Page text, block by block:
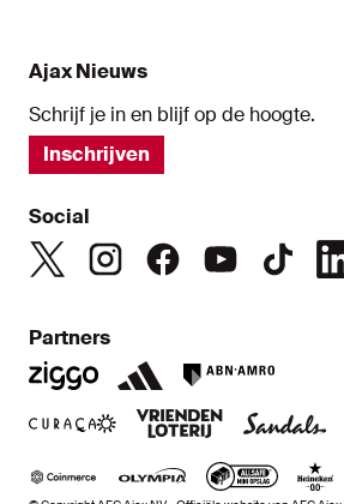
Ajax Nieuws
Schrijf je in en blijf op de hoogte.
Inschrijven
Social
Partners